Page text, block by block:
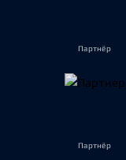
Партнёр
Партнёр